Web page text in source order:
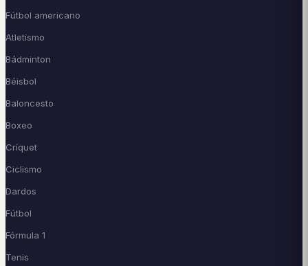
Fútbol americano
Atletismo
Bádminton
Béisbol
Baloncesto
Boxeo
Críquet
Ciclismo
Dardos
Fútbol
Fórmula 1
Tenis